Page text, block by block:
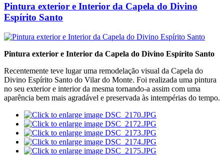
Pintura exterior e Interior da Capela do Divino
Espírito Santo
Pintura exterior e Interior da Capela do Divino Espírito Santo
Recentemente teve lugar uma remodelação visual da Capela do
Divino Espírito Santo do Vilar do Monte. Foi realizada uma pintura
no seu exterior e interior da mesma tornando-a assim com uma
aparência bem mais agradável e preservada às intempérias do tempo.